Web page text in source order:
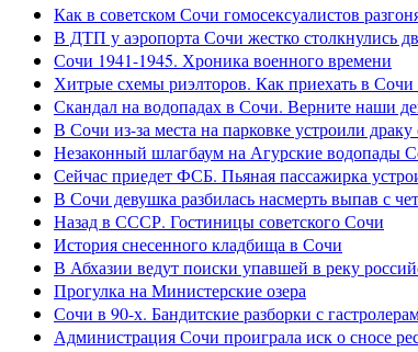
Как в советском Сочи гомосексуалистов
В ДТП у аэропорта Сочи жестко столкнулись
Сочи 1941-1945. Хроника военного времени
Хитрые схемы риэлторов. Как приехать в Сочи
Скандал на водопадах в Сочи. Верните наши
В Сочи из-за места на парковке устроили драку
Незаконный шлагбаум на Агурские водопады
Сейчас приедет ФСБ. Пьяная пассажирка
В Сочи девушка разбилась насмерть выпав с
Назад в СССР. Гостиницы советского Сочи
История снесенного кладбища в Сочи
В Абхазии ведут поиски упавшей в реку
Прогулка на Министерские озера
Сочи в 90-х. Бандитские разборки с
Администрация Сочи проиграла иск о сносе